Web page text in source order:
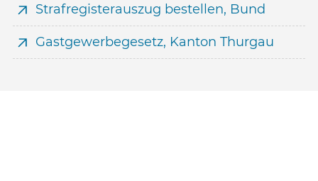
Strafregisterauszug bestellen, Bund
Gastgewerbegesetz, Kanton Thurgau